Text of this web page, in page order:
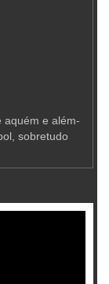
aquém e além-
sobretudo